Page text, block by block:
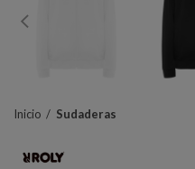
Inicio Sudaderas